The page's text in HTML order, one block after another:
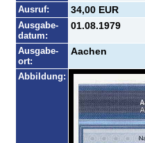
Ausruf: 34,00 EUR
Ausgabe-
datum:
01.08.1979
Ausgabe-
ort:
Aachen
Abbildung: